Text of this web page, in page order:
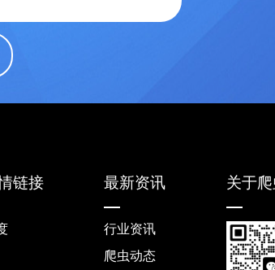
链接 最新资讯
行业资讯
爬虫动态
关于爬